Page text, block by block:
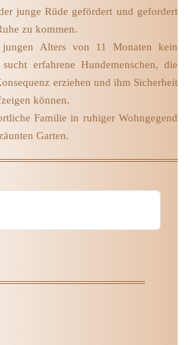
junge Rüde gefördert und gefordert
zu kommen.
Alters von 11 Monaten kein
erfahrene Hundemenschen, die
erziehen und ihm Sicherheit
können.
Familie in ruhiger Wohngegend
Garten.